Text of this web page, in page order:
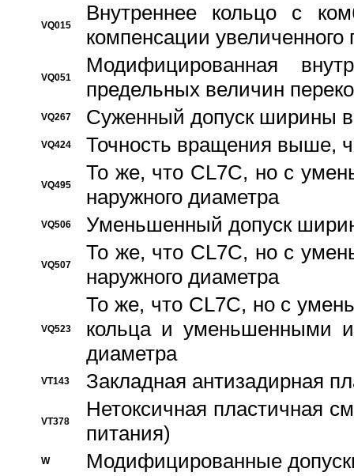
VQ015
Bнутреннее кольцо с
компенсации увеличенного
VQ051
Модифицированная
предельных величин
VQ267 Суженный допуск ширины
VQ424 Точность вращения выше,
VQ495
То же, что CL7C, но с
наружного диаметра
VQ506 Уменьшенный допуск
VQ507
То же, что CL7C, но с
наружного диаметра
VQ523
То же, что CL7C, но с
кольца и уменьшенными
диаметра
VT143 Закладная антизадирная
VT378
Нетоксичная пластичная
питания)
W
Модифицированные